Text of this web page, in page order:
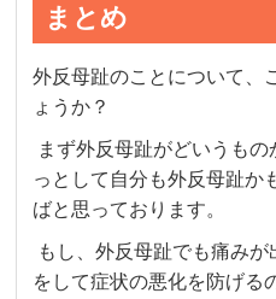
まとめ
外反母趾のことについて、
ょうか？
まず外反母趾がどいうも
っとして自分も外反母趾か
ばと思っております。
もし、外反母趾でも痛み
をして症状の悪化を防げる